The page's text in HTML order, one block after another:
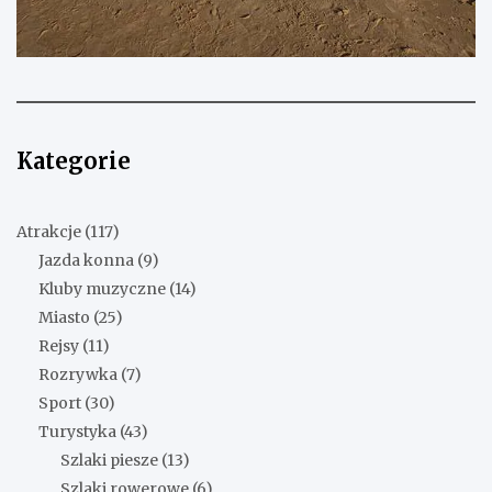
Kategorie
Atrakcje (117)
Jazda konna (9)
Kluby muzyczne (14)
Miasto (25)
Rejsy (11)
Rozrywka (7)
Sport (30)
Turystyka (43)
Szlaki piesze (13)